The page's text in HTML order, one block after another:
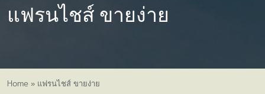
แฟรนไชส์ ขายง่าย
Home » แฟรนไชส์ ขายง่าย